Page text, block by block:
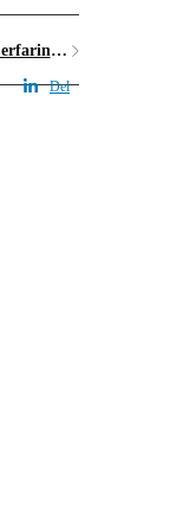
Negative erfaringer kan ødelægge dine odds for vægttabssucces
Del